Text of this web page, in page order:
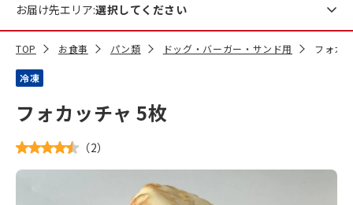
お届け先エリア:選択してください
TOP お食事 パン類 ドッグ・バーガー・サンド用 フォカ
冷凍
フォカッチャ 5枚
（2）